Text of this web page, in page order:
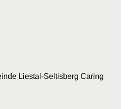
Liestal-Seltisberg Caring